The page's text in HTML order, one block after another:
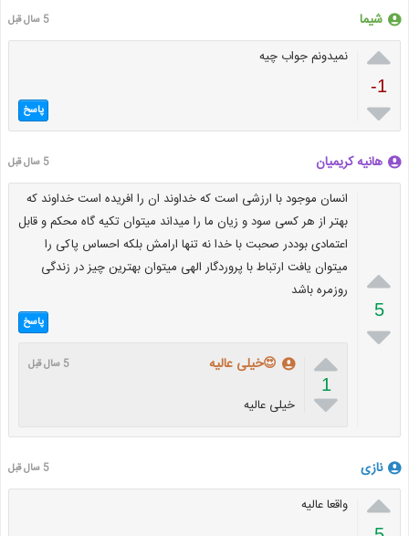
شیما 5 سال قبل

-1

نمیدونم جواب چیه
پاسخ
هانیه کریمیان 5 سال قبل

5

انسان موجود با ارزشی است که خداوند ان را افریده است خداوند که
بهتر از هر کسی سود و زیان ما را میداند میتوان تکیه گاه محکم و قابل
اعتمادی بوددر صحبت با خدا نه تنها ارامش بلکه احساس پاکی را
میتوان یافت ارتباط با پروردگار الهی میتوان بهترین چیز در زندگی
روزمره باشد
پاسخ

1

😍خیلی عالیه 5 سال قبل
خیلی عالیه
نازی 5 سال قبل
 واقعا عالیه